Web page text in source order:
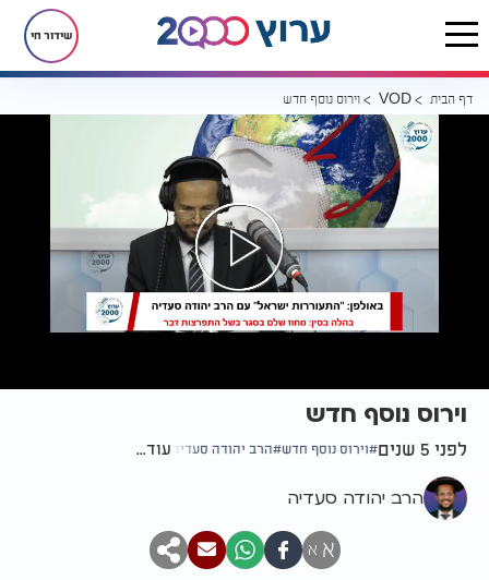
שידור חי
דף הבית VOD וירוס נוסף חדש
וירוס נוסף חדש
לפני 5 שנים וירוס נוסף חדש הרב יהודה סעדיה עוד...
הרב יהודה סעדיה
א א